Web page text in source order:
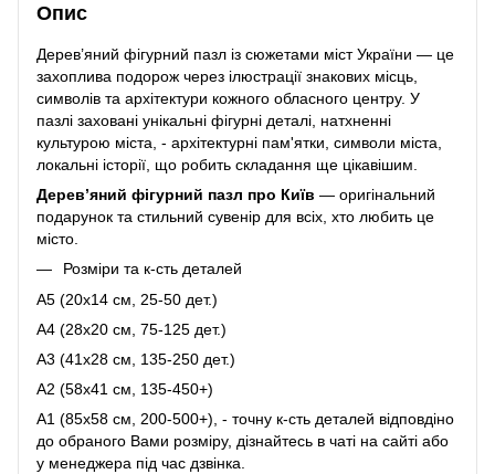
Опис
Дерев’яний фігурний пазл із сюжетами міст України — це
захоплива подорож через ілюстрації знакових місць,
символів та архітектури кожного обласного центру. У
пазлі заховані унікальні фігурні деталі, натхненні
культурою міста, - архітектурні пам'ятки, символи міста,
локальні історії, що робить складання ще цікавішим.
Дерев’яний фігурний пазл про Київ — оригінальний
подарунок та стильний сувенір для всіх, хто любить це
місто.
Розміри та к-сть деталей
A5 (20х14 см, 25-50 дет.)
A4 (28х20 см, 75-125 дет.)
A3 (41х28 см, 135-250 дет.)
A2 (58х41 см, 135-450+)
A1 (85х58 см, 200-500+), - точну к-сть деталей відповдіно
до обраного Вами розміру, дізнайтесь в чаті на сайті або
у менеджера під час дзвінка.